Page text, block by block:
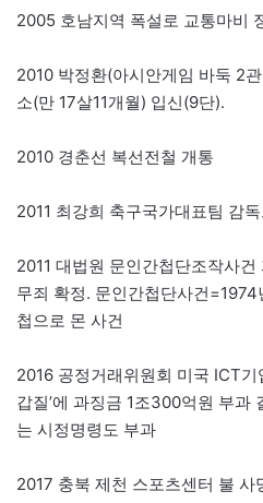
2005 호남지역 폭설로 교통마비
2010 박정환(아시안게임 바둑 2
소(만 17살11개월) 입신(9단).
2010 경춘선 복선전철 개통
2011 최강희 축구국가대표팀 감
2011 대법원 문인간첩단조작사
무죄 확정. 문인간첩단사건
첩으로 몬 사건
2016 공정거래위원회 미국 ICT기
갑질’에 과징금 1조300억원 부과
는 시정명령도 부과
2017 충북 제천 스포츠센터 불 사